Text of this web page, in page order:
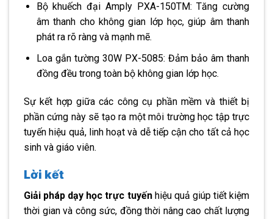
Bộ khuếch đại Amply PXA-150TM: Tăng cường
âm thanh cho không gian lớp học, giúp âm thanh
phát ra rõ ràng và mạnh mẽ.
Loa gắn tường 30W PX-5085: Đảm bảo âm thanh
đồng đều trong toàn bộ không gian lớp học.
Sự kết hợp giữa các công cụ phần mềm và thiết bị
phần cứng này sẽ tạo ra một môi trường học tập trực
tuyến hiệu quả, linh hoạt và dễ tiếp cận cho tất cả học
sinh và giáo viên.
Lời kết
Giải pháp dạy học trực tuyếnhiệu quả giúp tiết kiệm
thời gian và công sức, đồng thời nâng cao chất lượng